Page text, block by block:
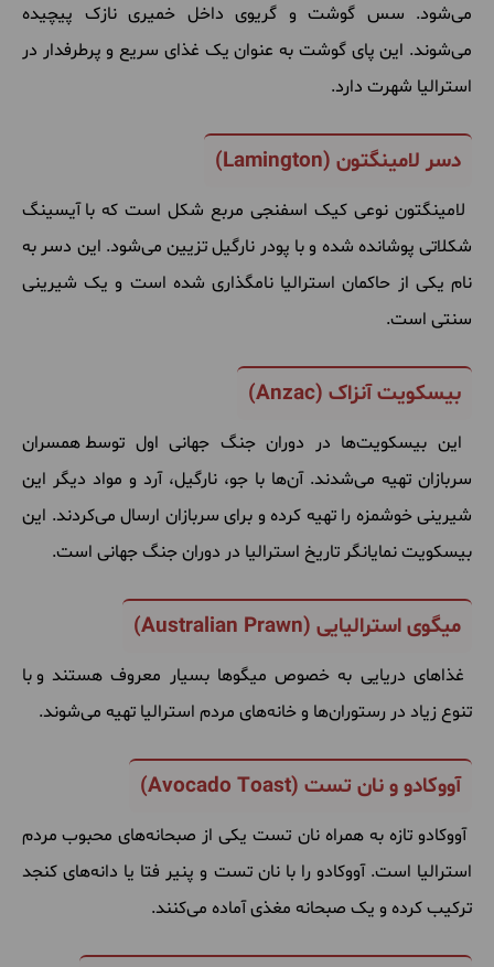
میشود. سس گوشت و گریوی داخل خمیری نازک پیچیده
میشوند. این پای گوشت به عنوان یک غذای سریع و پرطرفدار در
استرالیا شهرت دارد.
دسر لامینگتون (Lamington
)
لامینگتون نوعی کیک اسفنجی مربع شکل است که با آیسینگ
شکلاتی پوشانده شده و با پودر نارگیل تزیین میشود. این دسر به
نام یکی از حاکمان استرالیا نامگذاری شده است و یک شیرینی
سنتی است.
بیسکویت آنزاک (Anzac
)
این بیسکویتها در دوران جنگ جهانی اول توسطهمسران
سربازان تهیه میشدند.آنها با جو، نارگیل، آرد و مواد دیگر این
شیرینی خوشمزه را تهیه کرده و برای سربازان ارسال میکردند. این
بیسکویتنمایانگر تاریخ استرالیا در دورانجنگجهانی است.
میگوی استرالیایی (Australian Prawn
)
غذاهای دریایی به خصوص میگوها بسیار معروف هستند و با
تنوع زیاد در رستورانها و خانههای مردم استرالیا تهیه میشوند.
آووکادو و نان تست (Avocado Toast
)
آووکادو تازه به همراه نان تست یکی از صبحانههای محبوب مردم
استرالیا است.آووکادو را با نان تست و پنیر فتا یا دانههای کنجد
ترکیبکرده و یک صبحانه مغذیآماده میکنند.